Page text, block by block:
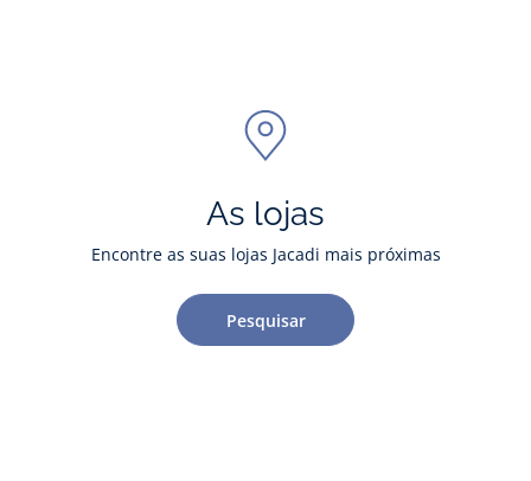
As lojas
Encontre as suas lojas Jacadi mais próximas
Pesquisar